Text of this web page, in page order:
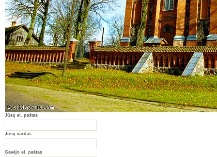
Jūsų el. paštas
Jūsų vardas
Gavėjo el. paštas